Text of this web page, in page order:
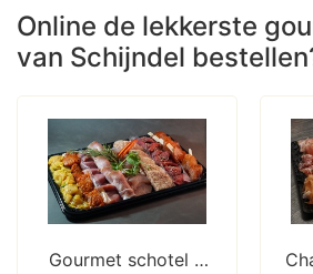
Online de lekkerste
van Schijndel
Gourmet schotel /